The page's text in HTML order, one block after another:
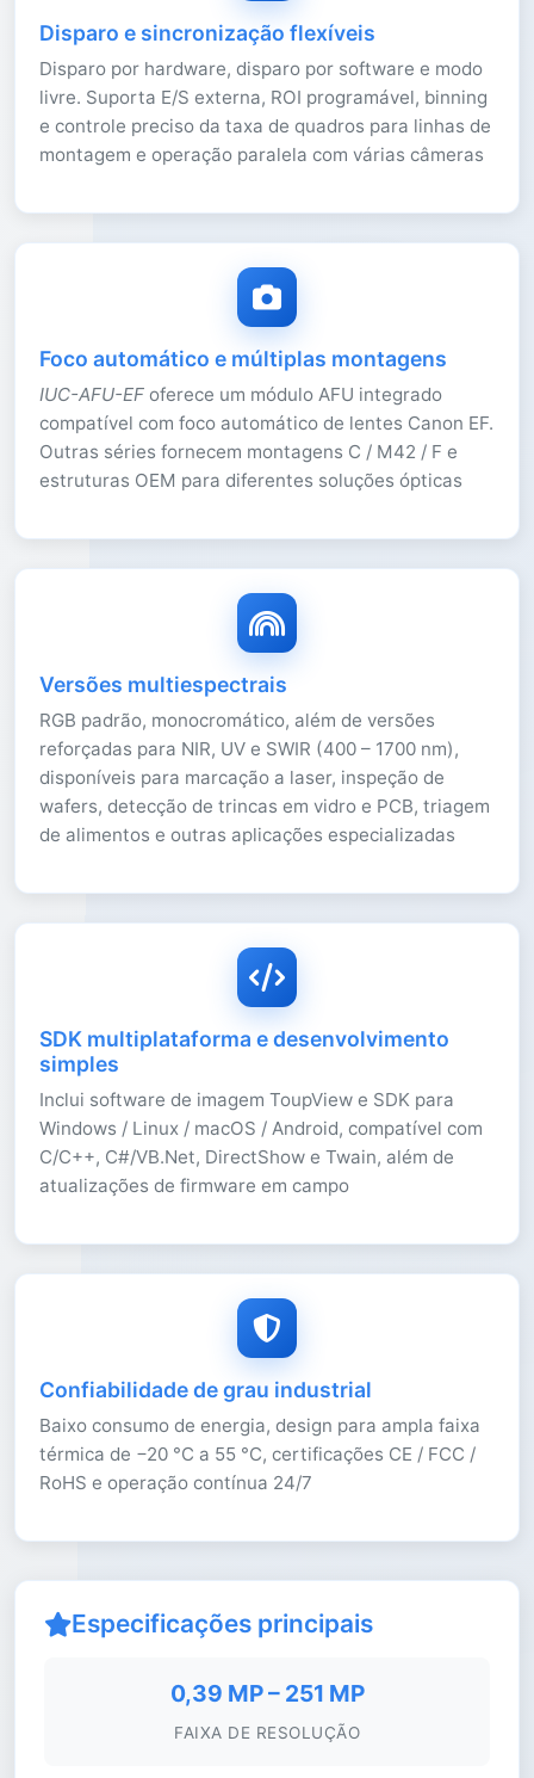
Disparo e sincronização flexíveis
Disparo por hardware, disparo por software e modo
livre. Suporta E/S externa, ROI programável, binning
e controle preciso da taxa de quadros para linhas de
montagem e operação paralela com várias câmeras
Foco automático e múltiplas montagens
IUC-AFU-EF oferece um módulo AFU integrado
compatível com foco automático de lentes Canon EF.
Outras séries fornecem montagens C / M42 / F e
estruturas OEM para diferentes soluções ópticas
Versões multiespectrais
RGB padrão, monocromático, além de versões
reforçadas para NIR, UV e SWIR (400 – 1700 nm),
disponíveis para marcação a laser, inspeção de
wafers, detecção de trincas em vidro e PCB, triagem
de alimentos e outras aplicações especializadas
SDK multiplataforma e desenvolvimento
simples
Inclui software de imagem ToupView e SDK para
Windows / Linux / macOS / Android, compatível com
C/C++, C#/VB.Net, DirectShow e Twain, além de
atualizações de firmware em campo
Confiabilidade de grau industrial
Baixo consumo de energia, design para ampla faixa
térmica de −20 °C a 55 °C, certificações CE / FCC /
RoHS e operação contínua 24/7
Especificações principais
0,39 MP – 251 MP
FAIXA DE RESOLUÇÃO